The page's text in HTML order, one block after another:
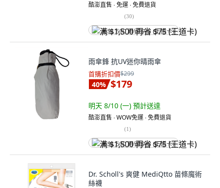
酷澎直售 ∙ 免運 ∙ 免費退貨
(30)
满 $1,500 再省 $75 (王道卡)
雨傘鋒 抗UV迷你晴雨傘
首購折扣價$299
40% $179
明天 8/10 (一) 預計送達
酷澎直售 ∙ WOW免運 ∙ 免費退貨
(1)
满 $1,500 再省 $75 (王道卡)
Dr. Scholl's 爽健 MediQtto 苗條魔術
絲襪